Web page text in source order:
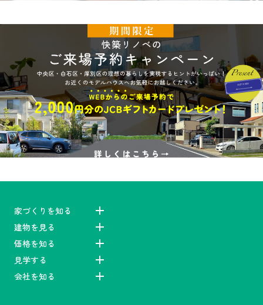
家づくりを知る
建物を見る
価格を知る
見学する
会社を知る